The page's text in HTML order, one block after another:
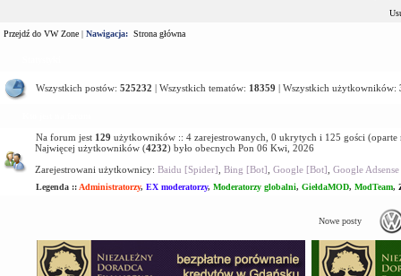
Przejdź do VW Zone | Nawigacja: Strona główna
Wszystkich postów: 525232 | Wszystkich tematów: 18359 | Wszystkich użytkowników:
Na forum jest 129 użytkowników :: 4 zarejestrowanych, 0 ukrytych i 125 gości
Najwięcej użytkowników (4232) było obecnych Pon 06 Kwi, 2026
Zarejestrowani użytkownicy: Baidu [Spider] Bing [Bot] Google [Bot] Google
Legenda :: Administratorzy, EX moderatorzy, Moderatorzy globalni, GiełdaMOD, ModTeam,
Nowe posty